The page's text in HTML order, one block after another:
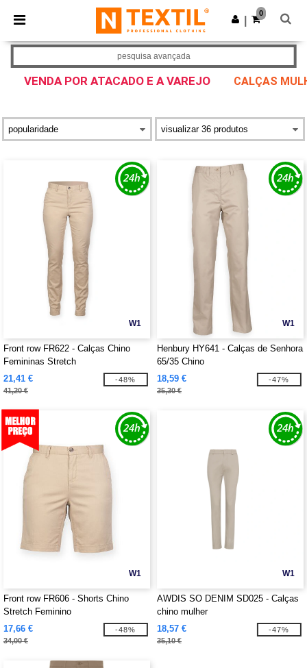
× App Ntextil
Melhores preços na app!
Obter app
0
VENDA POR ATACADO E A VAREJO CALÇAS
pesquisa avançada
W1
Front row FR622 - Calças Chino
Femininas Stretch
21,41 €
41,20 €
-48%
W1
Henbury HY641 - Calças de Senhora
65/35 Chino
18,59 €
35,30 €
-47%
W1
Front row FR606 - Shorts Chino
Stretch Feminino
17,66 €
34,00 €
-48%
W1
AWDIS SO DENIM SD025 - Calças
chino mulher
18,57 €
35,10 €
-47%